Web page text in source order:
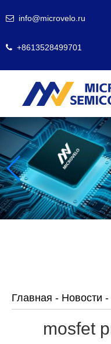
info@microvelo.ru
+8613528499701
Главная - Новости -
mosfet